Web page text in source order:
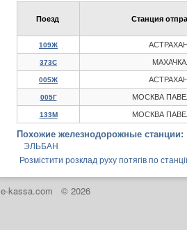
Поезд Станция
109Ж
373С
005Ж
005Г МОСКВА
133М МОСКВА
Похожие железнодорожные станции:
ЭЛЬБАН
Розмістити розклад руху потягів по
e-kassa.com © 2026